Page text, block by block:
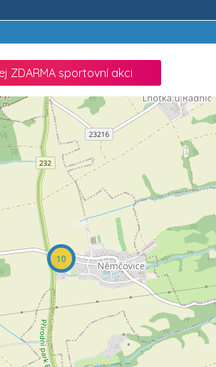
ZDARMA sportovní akci
10